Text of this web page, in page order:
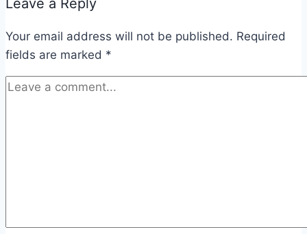
Your email address will not be published. Required
fields are marked *